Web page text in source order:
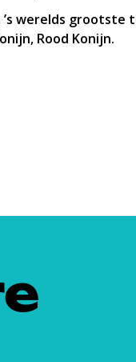
werelds grootste
Rood Konijn.